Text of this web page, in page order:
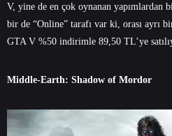
V, yine de en çok oynanan yapımlardan
bir de “Online” tarafı var ki, orası ayrı
GTA V %50 indirimle 89,50 TL’ye
Middle-Earth: Shadow of Mordor